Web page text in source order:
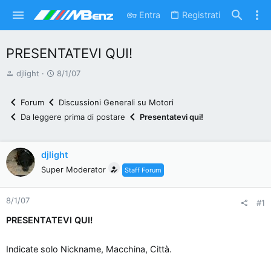
Entra Registrati
PRESENTATEVI QUI!
A
d
i
s
u
s
i
djlight
D
i
n
o
8/1/07
Forum
Discussioni Generali su Motori
Da leggere prima di postare
Presentatevi qui!
djlight
Super Moderator Staff Forum
8/1/07 #1
PRESENTATEVI QUI!
Indicate solo Nickname, Macchina, Città.